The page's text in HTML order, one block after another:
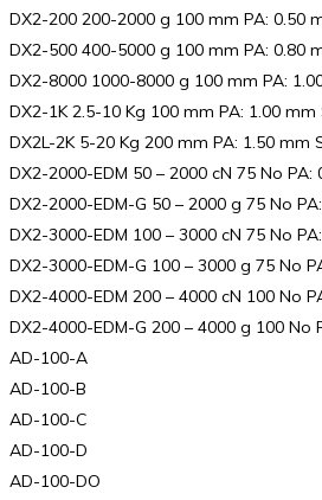
DX2-200 200-2000 g 100 mm PA: 0.50
DX2-500 400-5000 g 100 mm PA: 0.80
DX2-8000 1000-8000 g 100 mm PA:
DX2-1K 2.5-10 Kg 100 mm PA: 1.00
DX2L-2K 5-20 Kg 200 mm PA: 1.50 mm
DX2-2000-EDM 50 – 2000 cN 75 No PA:
DX2-2000-EDM-G 50 – 2000 g 75 No
DX2-3000-EDM 100 – 3000 cN 75 No
DX2-3000-EDM-G 100 – 3000 g 75 No
DX2-4000-EDM 200 – 4000 cN 100 No
DX2-4000-EDM-G 200 – 4000 g 100 No
AD-100-A
AD-100-B
AD-100-C
AD-100-D
AD-100-DO